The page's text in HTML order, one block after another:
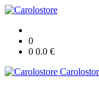
0
0 0.0 €